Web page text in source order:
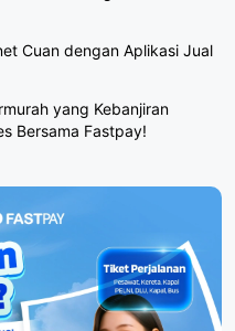
Cuan dengan Aplikasi Jual
yang Kebanjiran
Bersama Fastpay!